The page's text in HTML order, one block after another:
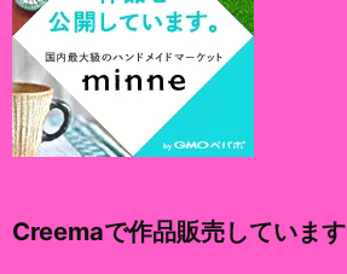
Creemaで作品販売しています